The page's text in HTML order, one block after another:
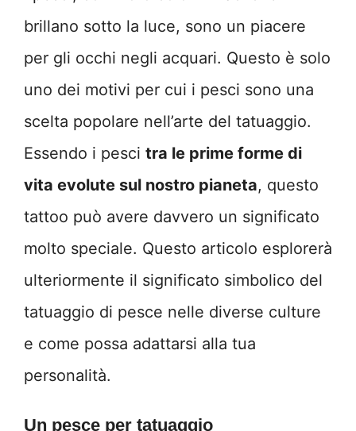
brillano sotto la luce, sono un piacere
per gli occhi negli acquari. Questo è solo
uno dei motivi per cui i pesci sono una
scelta popolare nell’arte del tatuaggio.
Essendo i pesci tra le prime forme di
vita evolute sul nostro pianeta, questo
tattoo può avere davvero un significato
molto speciale. Questo articolo esplorerà
ulteriormente il significato simbolico del
tatuaggio di pesce nelle diverse culture
e come possa adattarsi alla tua
personalità.
Un pesce per tatuaggio